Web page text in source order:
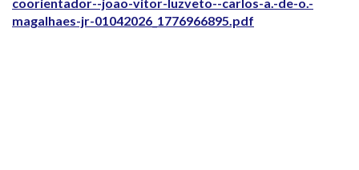
magalhaes-jr-01042026_1776966895.pdf